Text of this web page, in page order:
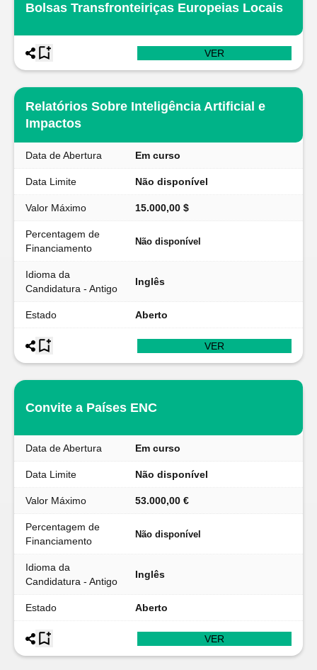
Bolsas Transfronteiriças Europeias Locais
VER
Relatórios Sobre Inteligência Artificial e
Impactos
Data de Abertura Em curso
Data Limite Não disponível
Valor Máximo 15.000,00 $
Percentagem de
Financiamento
Não disponível
Idioma da
Candidatura - Antigo
Inglês
Estado Aberto
VER
Convite a Países ENC
Data de Abertura Em curso
Data Limite Não disponível
Valor Máximo 53.000,00 €
Percentagem de
Financiamento
Não disponível
Idioma da
Candidatura - Antigo
Inglês
Estado Aberto
VER